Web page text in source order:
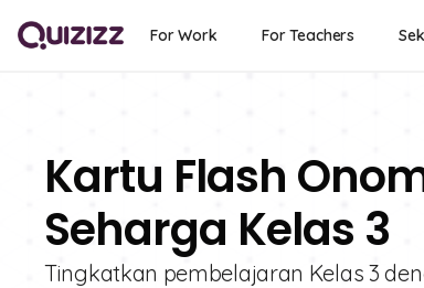
For Work For Teachers
Kartu Flash
Seharga Kelas 3
Tingkatkan pembelajaran Kelas 3